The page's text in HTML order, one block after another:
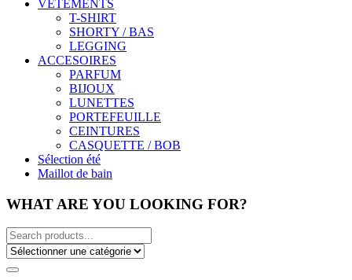
VÊTEMENTS
T-SHIRT
SHORTY / BAS
LEGGING
ACCESOIRES
PARFUM
BIJOUX
LUNETTES
PORTEFEUILLE
CEINTURES
CASQUETTE / BOB
Sélection été
Maillot de bain
WHAT ARE YOU LOOKING FOR?